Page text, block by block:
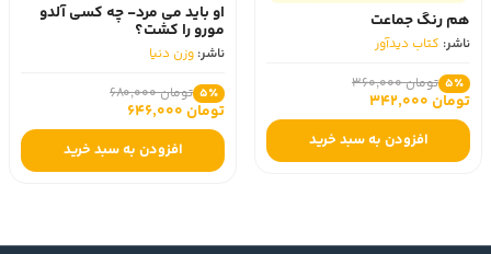
هم‌ رنگ جماعت
ناشر: کتاب دیدآور
5٪ تومان 360,000
تومان 342,000
افزودن به سبد خرید
او باید می مرد- چه کسی آلدو
مورو را کشت؟
ناشر: وزن دنیا
5٪ تومان 680,000
تومان 646,000
افزودن به سبد خرید